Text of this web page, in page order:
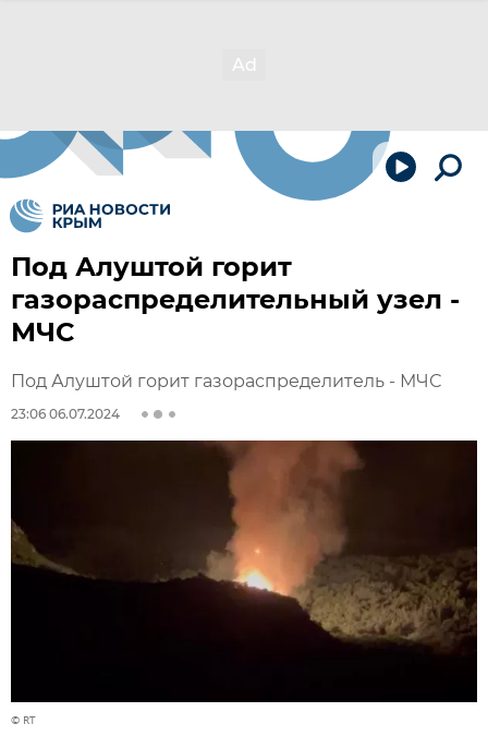
Под Алуштой горит
газораспределительный узел -
МЧС
Под Алуштой горит газораспределитель - МЧС
23:06 06.07.2024
© RT